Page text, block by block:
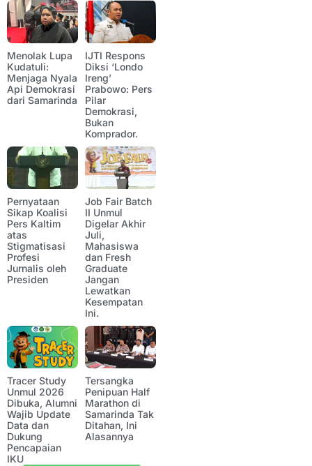
Menolak Lupa
Kudatuli:
Menjaga Nyala
Api Demokrasi
dari Samarinda
IJTI Respons
Diksi ‘Londo
Ireng’
Prabowo: Pers
Pilar
Demokrasi,
Bukan
Komprador.
Pernyataan
Sikap Koalisi
Pers Kaltim
atas
Stigmatisasi
Profesi
Jurnalis oleh
Presiden
Job Fair Batch
II Unmul
Digelar Akhir
Juli,
Mahasiswa
dan Fresh
Graduate
Jangan
Lewatkan
Kesempatan
Ini.
Tracer Study
Unmul 2026
Dibuka, Alumni
Wajib Update
Data dan
Dukung
Pencapaian
IKU
Tersangka
Penipuan Half
Marathon di
Samarinda Tak
Ditahan, Ini
Alasannya